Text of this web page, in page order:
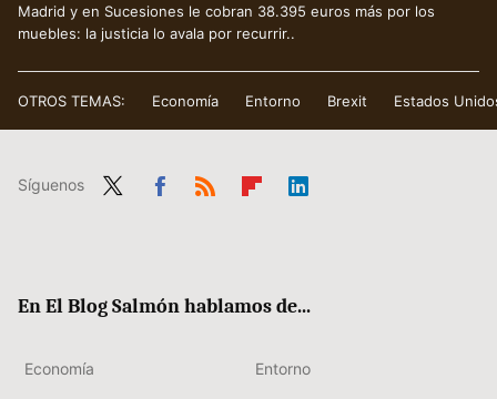
Madrid y en Sucesiones le cobran 38.395 euros más por los
muebles: la justicia lo avala por recurrir..
OTROS TEMAS: Economía Entorno Brexit Estados
Síguenos
En El Blog Salmón hablamos de...
Economía Entorno